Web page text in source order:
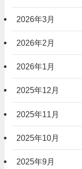
2026年3月
2026年2月
2026年1月
2025年12月
2025年11月
2025年10月
2025年9月